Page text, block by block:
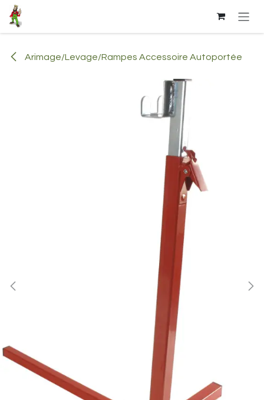
Se rendre au contenu
Arimage/Levage/Rampes Accessoire Autoportée